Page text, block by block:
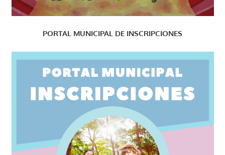
PORTAL MUNICIPAL DE INSCRIPCIONES